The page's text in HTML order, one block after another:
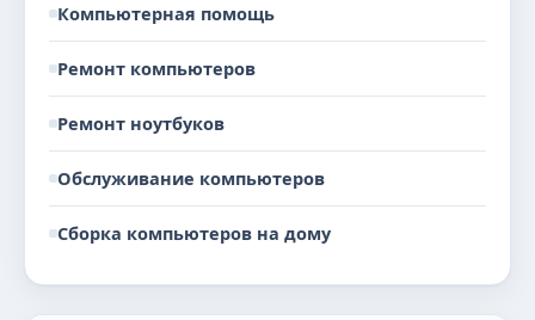
Компьютерная помощь
Ремонт компьютеров
Ремонт ноутбуков
Обслуживание компьютеров
Сборка компьютеров на дому